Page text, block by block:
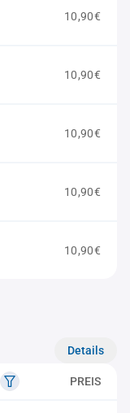
10,90€
10,90€
10,90€
10,90€
10,90€
Details
PREIS